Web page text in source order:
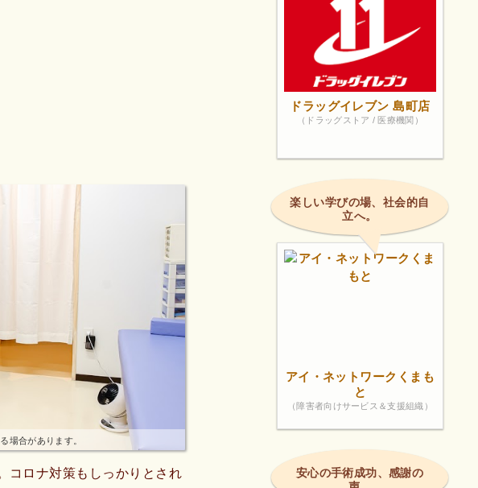
場合があります。
コロナ対策もしっかりとされ
ドラッグイレブン 島町店
（ドラッグストア / 医療機関）
楽しい学びの場、社会的自
立へ。
アイ・ネットワークくまも
と
（障害者向けサービス＆支援組織）
安心の手術成功、感謝の